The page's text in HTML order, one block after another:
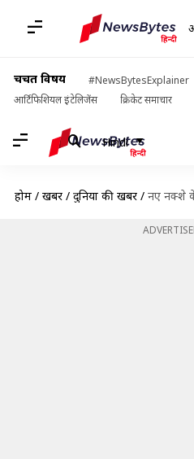
चर्चित विषय #NewsBytesExplainer
आर्टिफिशियल इंटेलिजेंस
क्रिकेट समाचार
Hindi
होम / खबरें / दुनिया की खबरें / नए नक्शे के बाद